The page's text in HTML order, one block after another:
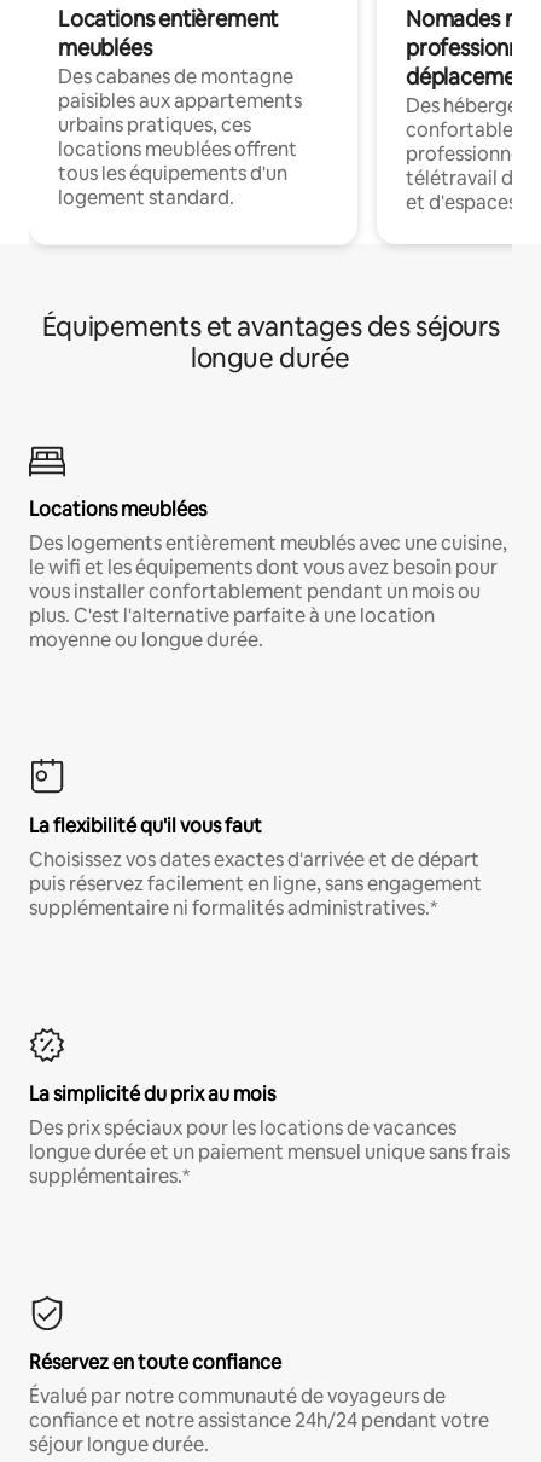
Locations entièrement
meublées
Des cabanes de montagne
paisibles aux appartements
urbains pratiques, ces
locations meublées offrent
tous les équipements d'un
logement standard.
Nomades
déplacement
Des
confortables
professionnels
télétravail
et d'espaces
Équipements et avantages des séjours
longue durée
Locations meublées
Des logements entièrement meublés avec une cuisine,
le wifi et les équipements dont vous avez besoin pour
vous installer confortablement pendant un mois ou
plus. C'est l'alternative parfaite à une location
moyenne ou longue durée.
La flexibilité qu'il vous faut
Choisissez vos dates exactes d'arrivée et de départ
puis réservez facilement en ligne, sans engagement
supplémentaire ni formalités administratives.*
La simplicité du prix au mois
Des prix spéciaux pour les locations de vacances
longue durée et un paiement mensuel unique sans frais
supplémentaires.*
Réservez en toute confiance
Évalué par notre communauté de voyageurs de
confiance et notre assistance 24h/24 pendant votre
séjour longue durée.